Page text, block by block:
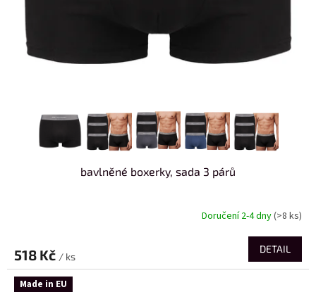
bavlněné boxerky, sada 3 párů
Doručení 2-4 dny(>8 ks)
518 Kč / ks
DETAIL
Made in EU